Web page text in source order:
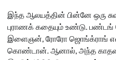
இந்த ஆலயத்தின் பின்னே ஒரு
புராணக் கதையும் உண்டு.
இளைஞன், ரோரோ ஜொங்க்ராங்
கொண்டான். ஆனால், அந்த